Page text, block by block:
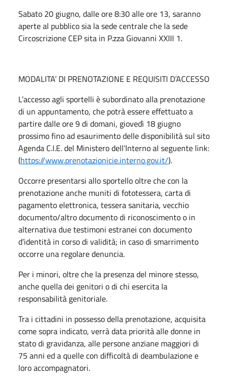
Sabato 20 giugno, dalle ore 8:30 alle ore 13, saranno
aperte al pubblico sia la sede centrale che la sede
Circoscrizione CEP sita in P.zza Giovanni XXIII 1.
MODALITA’ DI PRENOTAZIONE E REQUISITI D’ACCESSO
L’accesso agli sportelli è subordinato alla prenotazione
di un appuntamento, che potrà essere effettuato a
partire dalle ore 9 di domani, giovedì 18 giugno
prossimo fino ad esaurimento delle disponibilità sul sito
Agenda C.I.E. del Ministero dell’Interno al seguente link:
(https://www.prenotazionicie.interno.gov.it/).
Occorre presentarsi allo sportello oltre che con la
prenotazione anche muniti di fototessera, carta di
pagamento elettronica, tessera sanitaria, vecchio
documento/altro documento di riconoscimento o in
alternativa due testimoni estranei con documento
d’identità in corso di validità; in caso di smarrimento
occorre una regolare denuncia.
Per i minori, oltre che la presenza del minore stesso,
anche quella dei genitori o di chi esercita la
responsabilità genitoriale.
Tra i cittadini in possesso della prenotazione, acquisita
come sopra indicato, verrà data priorità alle donne in
stato di gravidanza, alle persone anziane maggiori di
75 anni ed a quelle con difficoltà di deambulazione e
loro accompagnatori.